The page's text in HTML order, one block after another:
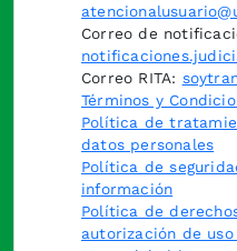
Correo de
Correo RITA:
Términos y
Política de
datos personales
Política de
información
Política de
autorización de